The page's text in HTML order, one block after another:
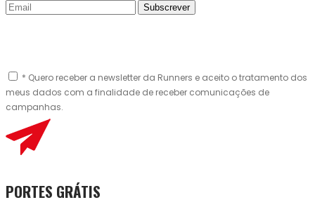
Subscrever
* Quero receber a newsletter da Runners e aceito o tratamento dos
meus dados com a finalidade de receber comunicações de
campanhas.
PORTES GRÁTIS